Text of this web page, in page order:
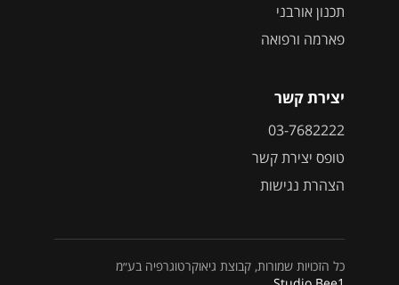
תכנון אורבני
פארמה ורפואה
יצירת קשר
03-7682222
טופס יצירת קשר
הצהרת נגישות
כל הזכויות שמורות, קבוצת גיאוקרטוגרפיה בע״מ